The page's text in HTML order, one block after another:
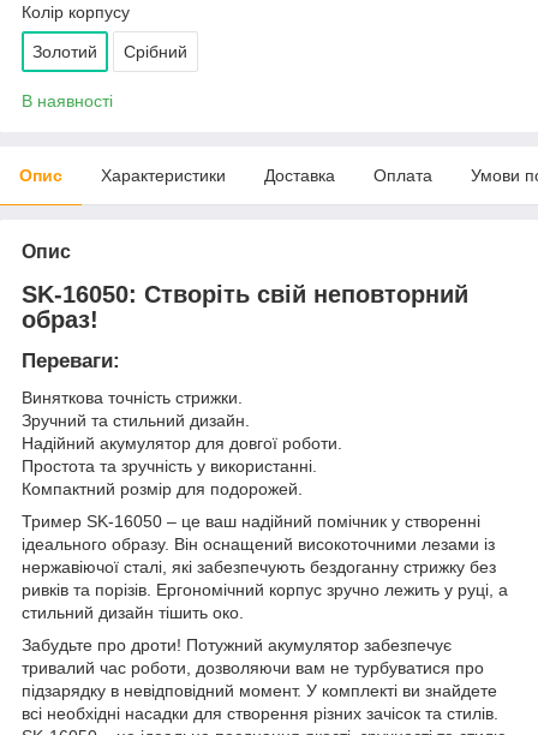
Колір корпусу
Золотий Срібний
В наявності
Опис Характеристики Доставка Оплата Умови
Опис
SK-16050: Створіть свій неповторний
образ!
Переваги:
Виняткова точність стрижки.
Зручний та стильний дизайн.
Надійний акумулятор для довгої роботи.
Простота та зручність у використанні.
Компактний розмір для подорожей.
Тример SK-16050 – це ваш надійний помічник у створенні
ідеального образу. Він оснащений високоточними лезами із
нержавіючої сталі, які забезпечують бездоганну стрижку без
ривків та порізів. Ергономічний корпус зручно лежить у руці, а
стильний дизайн тішить око.
Забудьте про дроти! Потужний акумулятор забезпечує
тривалий час роботи, дозволяючи вам не турбуватися про
підзарядку в невідповідний момент. У комплекті ви знайдете
всі необхідні насадки для створення різних зачісок та стилів.